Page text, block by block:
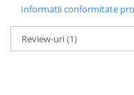
Casute gradina si cutii
Mobilier gradina
Corturi, Prelate si plase
Informatii conformitate
Review-uri(1)